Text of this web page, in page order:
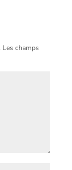
Les champs